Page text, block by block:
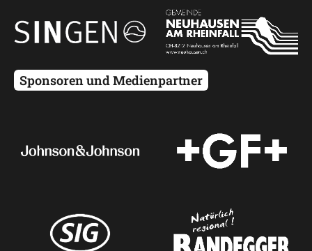
Sponsoren und Medienpartner